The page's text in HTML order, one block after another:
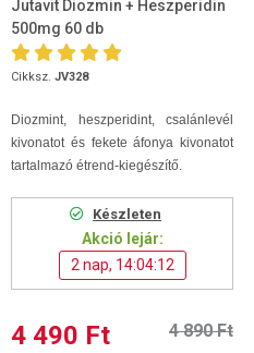
Jutavit Diozmin + Heszperidin
500mg 60 db
Cikksz. JV328
Diozmint, heszperidint, csalánlevél
kivonatot és fekete áfonya kivonatot
tartalmazó étrend-kiegészítő.
Készleten
Akció lejár:
2 nap, 14:04:11
4 490 Ft 4 890 Ft